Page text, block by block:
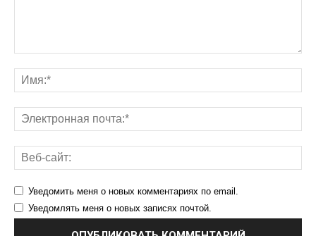
Уведомить меня о новых комментариях по email.
Уведомлять меня о новых записях почтой.